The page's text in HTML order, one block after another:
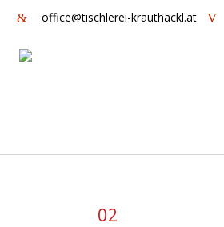
office@tischlerei-krauthackl.at
02